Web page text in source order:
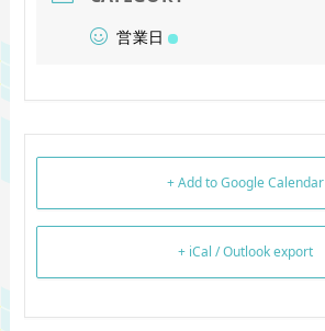
営業日
+ Add to Google Calendar
+ iCal / Outlook export